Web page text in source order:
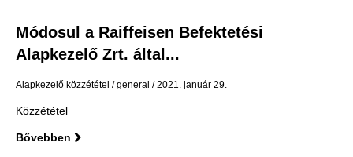
Módosul a Raiffeisen Befektetési
Alapkezelő Zrt. által...
Alapkezelő közzététel general 2021. január 29.
Közzététel
Bővebben